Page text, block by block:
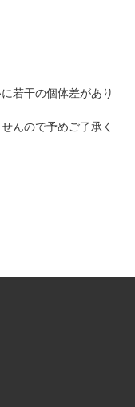
若干の個体差があり
んので予めご了承く